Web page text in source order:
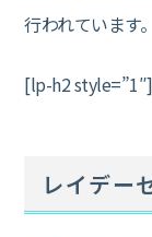
行われています。
[lp-h2
レイデー